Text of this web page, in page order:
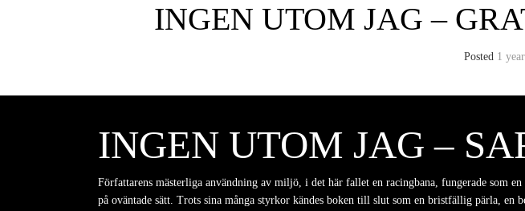
INGEN UTOM JAG –
Posted 1 year
INGEN UTOM JAG –
Författarens mästerliga användning av miljö, i det här fallet en racingbana, fungerade som
på oväntade sätt. Trots sina många styrkor kändes boken till slut som en bristfällig pärla, en